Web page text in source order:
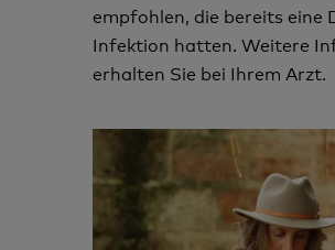
empfohlen, die bereits eine
Infektion hatten. Weitere
erhalten Sie bei Ihrem Arzt.